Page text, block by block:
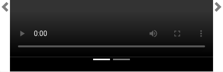
Previous